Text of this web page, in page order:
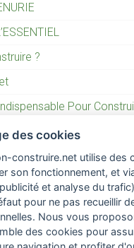
?
Pour
individuelle
récents
des cookies
construire.net utilise des
son fonctionnement, et
et analyse du
pour ne pas recueillir
Nous vous
des cookies pour